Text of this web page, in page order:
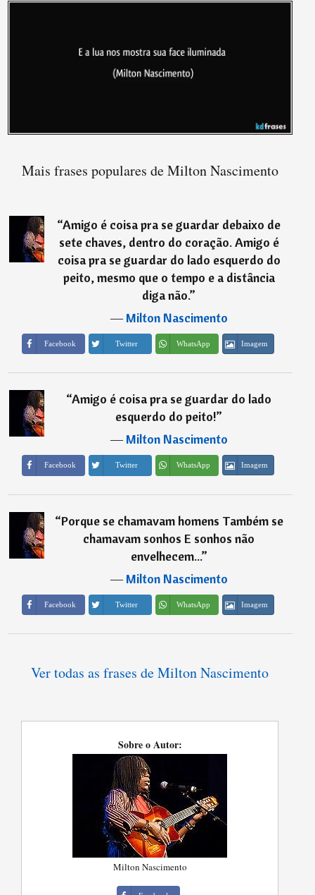
Mais frases populares de Milton Nascimento
“Amigo é coisa pra se guardar debaixo de
sete chaves, dentro do coração. Amigo é
coisa pra se guardar do lado esquerdo do
peito, mesmo que o tempo e a distância
diga não.”
―Milton Nascimento
Facebook Twitter WhatsApp Imagem
“Amigo é coisa pra se guardar do lado
esquerdo do peito!”
―Milton Nascimento
Facebook Twitter WhatsApp Imagem
“Porque se chamavam homens Também se
chamavam sonhos E sonhos não
envelhecem...”
―Milton Nascimento
Facebook Twitter WhatsApp Imagem
Ver todas as frases de Milton Nascimento
Sobre o Autor:
Milton Nascimento